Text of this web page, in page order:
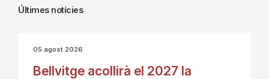
Últimes notícies
05 agost 2026
Bellvitge acollirà el 2027 la